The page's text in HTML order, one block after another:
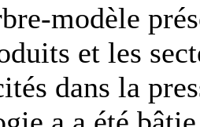
modèle
et les
dans la